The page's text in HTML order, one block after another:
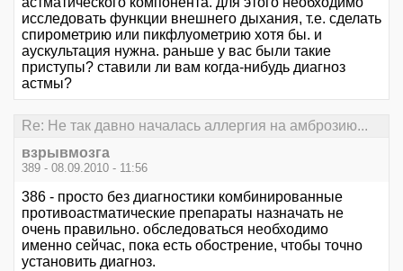
исследовать функции внешнего дыхания, т.е. сделать
спирометрию или пикфлуометрию хотя бы. и
аускультация нужна. раньше у вас были такие
приступы? ставили ли вам когда-нибудь диагноз
астмы?
Re: Не так давно началась аллергия на амброзию...
взрывмозга
389 - 08.09.2010 - 11:56
386 - просто без диагностики комбинированные
противоастматические препараты назначать не
очень правильно. обследоваться необходимо
именно сейчас, пока есть обострение, чтобы точно
установить диагноз.